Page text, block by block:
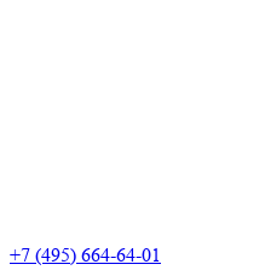
+7 (495) 664-64-01